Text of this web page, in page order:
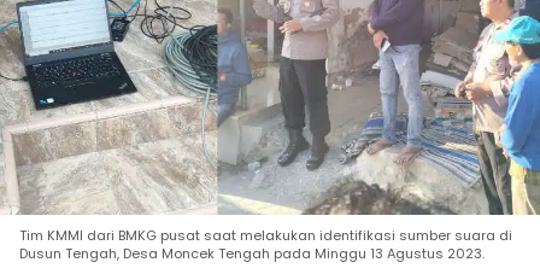
Tim KMMI dari BMKG pusat saat melakukan identifikasi sumber suara di
Dusun Tengah, Desa Moncek Tengah pada Minggu 13 Agustus 2023.